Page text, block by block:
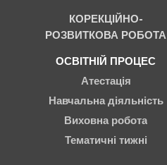
КОРЕКЦІЙНО-
РОЗВИТКОВА РОБОТА
ОСВІТНІЙ ПРОЦЕС
Атестація
Навчальна діяльність
Виховна робота
Тематичні тижні